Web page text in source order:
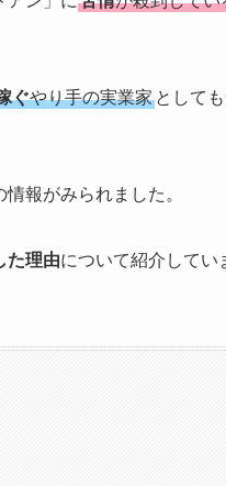
ぐやり手の実業家 として
報がみられました。
た理由について紹介してい